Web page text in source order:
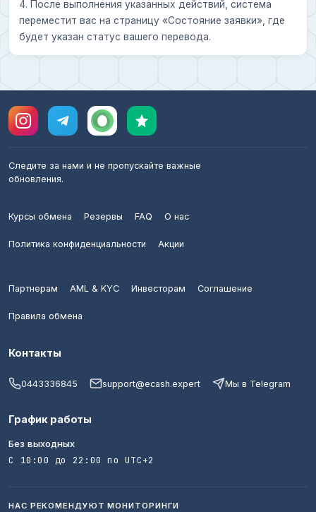
4. После выполнения указанных действий, система
переместит вас на страницу «Состояние заявки», где
будет указан статус вашего перевода.
Следите за нами и не пропускайте важные
обновления.
Курсы обмена Резервы FAQ О нас
Политика конфиденциальности Акции
Партнерам AML & KYC Инвесторам Соглашение
Правила обмена
Контакты
0443336845 support@ecash.expert Мы в Telegram
График работы
Без выходных
С 10:00 до 22:00 по UTC+2
НАС РЕКОМЕНДУЮТ МОНИТОРИНГИ